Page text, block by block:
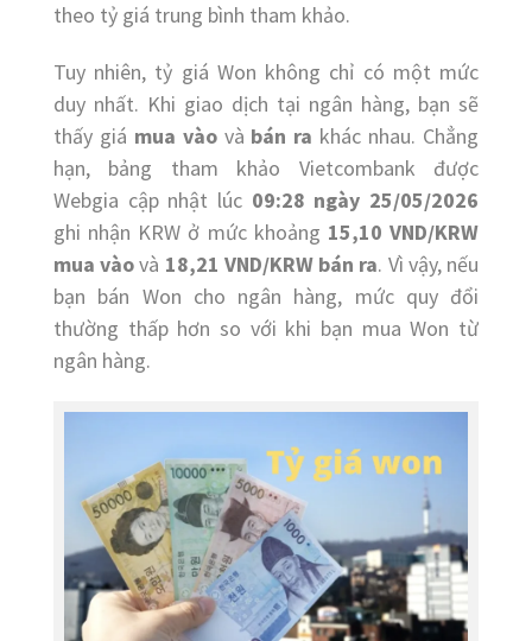
theo tỷ giá trung bình tham khảo.
Tuy nhiên, tỷ giá Won không chỉ có một mức
duy nhất. Khi giao dịch tại ngân hàng, bạn sẽ
thấy giá mua vàovà bán ra khác nhau. Chẳng
hạn, bảng tham khảo Vietcombank được
Webgia cập nhật lúc 09:28 ngày 25/05/2026
ghi nhận KRW ở mức khoảng 15,10 VND/KRW
mua vàovà 18,21 VND/KRW bán ra. Vì vậy, nếu
bạn bán Won cho ngân hàng, mức quy đổi
thường thấp hơn so với khi bạn mua Won từ
ngân hàng.